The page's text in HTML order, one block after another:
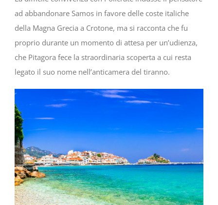
ad abbandonare Samos in favore delle coste italiche
della Magna Grecia a Crotone, ma si racconta che fu
proprio durante un momento di attesa per un’udienza,
che Pitagora fece la straordinaria scoperta a cui resta
legato il suo nome nell’anticamera del tiranno.